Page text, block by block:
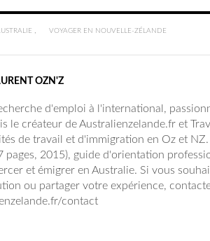
VOYAGER EN NOUVELLE-ZÉLANDE
OZN'Z
d'emploi à l'international,
le créateur de Australienzelande.fr et
de travail et d'immigration en Oz et
pages, 2015), guide d'orientation
et émigrer en Australie. Si vous
ou partager votre expérience,
contact